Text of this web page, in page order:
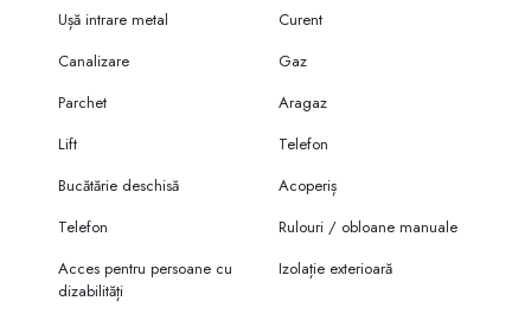
Ușă intrare metal
Curent
Canalizare
Gaz
Parchet
Aragaz
Lift
Telefon
Bucătărie deschisă
Acoperiș
Telefon
Rulouri / obloane manuale
Acces pentru persoane cu
dizabilități
Izolație exterioară